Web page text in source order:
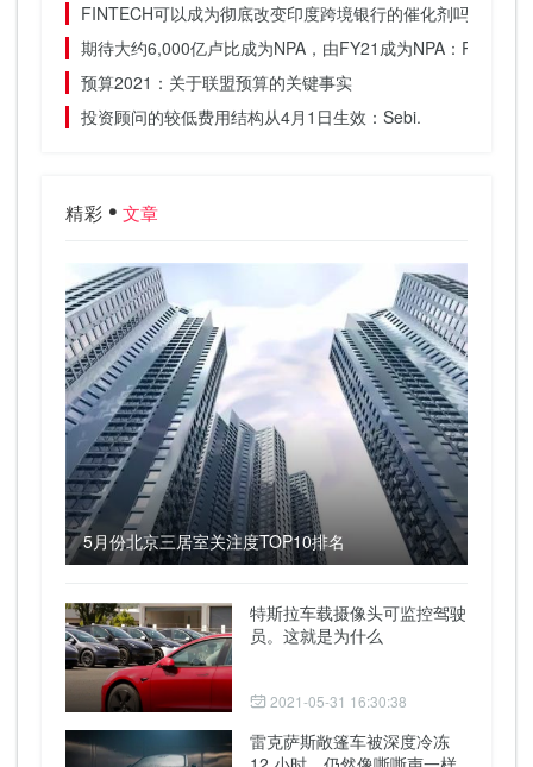
FINTECH可以成为彻底改变印度跨境银行的催化剂吗？
期待大约6,000亿卢比成为NPA，由FY21成为NPA：PNB.
预算2021：关于联盟预算的关键事实
投资顾问的较低费用结构从4月1日生效：Sebi.
精彩 文章
5月份北京三居室关注度TOP10排名
特斯拉车载摄像头可监控驾驶
员。这就是为什么
2021-05-31 16:30:38
雷克萨斯敞篷车被深度冷冻